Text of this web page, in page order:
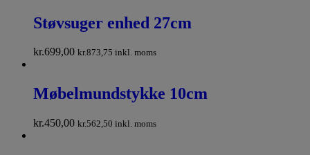
Støvsuger enhed 27cm
kr.699,00 kr.873,75 inkl. moms
Møbelmundstykke 10cm
kr.450,00 kr.562,50 inkl. moms